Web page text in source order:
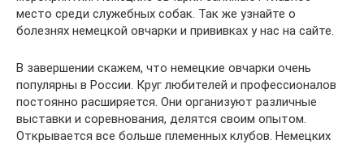
место среди служебных собак. Так же узнайте о
болезнях немецкой овчарки и прививках у нас на сайте.
В завершении скажем, что немецкие овчарки очень
популярны в России. Круг любителей и профессионалов
постоянно расширяется. Они организуют различные
выставки и соревнования, делятся своим опытом.
Открывается все больше племенных клубов. Немецких